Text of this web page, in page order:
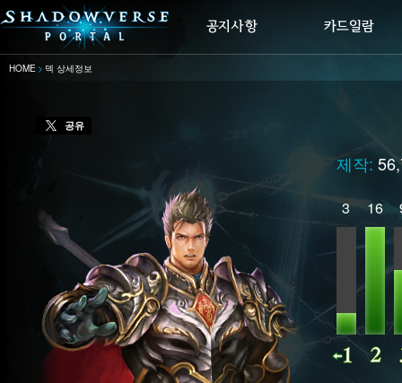
HOME 덱 상세정보
공유
제작:
3 16